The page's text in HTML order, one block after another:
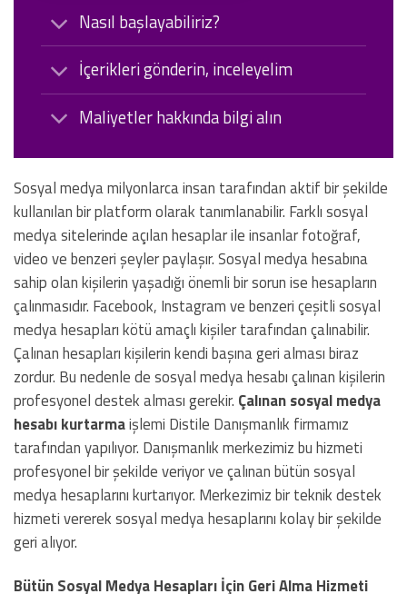
Nasıl başlayabiliriz?
İçerikleri gönderin, inceleyelim
Maliyetler hakkında bilgi alın
Sosyal medya milyonlarca insan tarafından aktif bir şekilde
kullanılan bir platform olarak tanımlanabilir. Farklı sosyal
medya sitelerinde açılan hesaplar ile insanlar fotoğraf,
video ve benzeri şeyler paylaşır. Sosyal medya hesabına
sahip olan kişilerin yaşadığı önemli bir sorun ise hesapların
çalınmasıdır. Facebook, Instagram ve benzeri çeşitli sosyal
medya hesapları kötü amaçlı kişiler tarafından çalınabilir.
Çalınan hesapları kişilerin kendi başına geri alması biraz
zordur. Bu nedenle de sosyal medya hesabı çalınan kişilerin
profesyonel destek alması gerekir. Çalınan sosyal medya
hesabı kurtarmaişlemi Distile Danışmanlık firmamız
tarafından yapılıyor. Danışmanlık merkezimiz bu hizmeti
profesyonel bir şekilde veriyor ve çalınan bütün sosyal
medya hesaplarını kurtarıyor. Merkezimiz bir teknik destek
hizmeti vererek sosyal medya hesaplarını kolay bir şekilde
geri alıyor.
Bütün Sosyal Medya Hesapları İçin Geri Alma Hizmeti